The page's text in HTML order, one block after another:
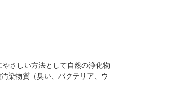
さしい方法として自然の浄化物
染物質（臭い、バクテリア、ウ